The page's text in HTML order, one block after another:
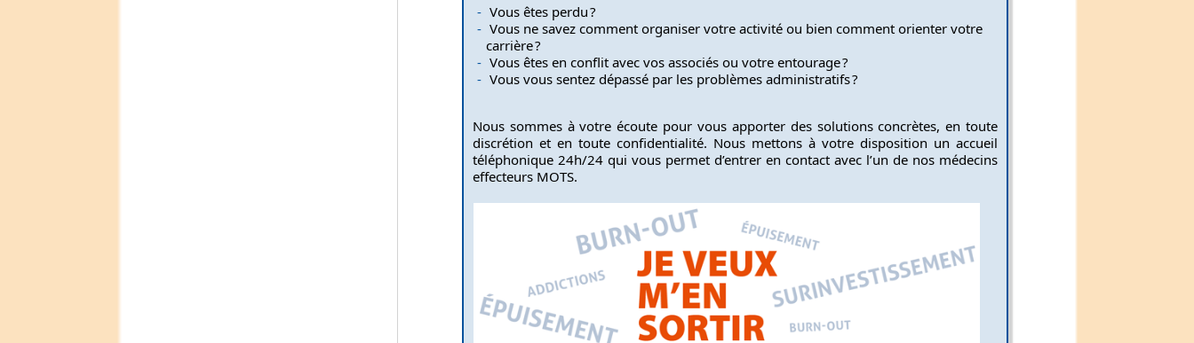
Vous êtes perdu ?
Vous ne savez comment organiser votre activité ou bien comment orienter votre
carrière ?
Vous êtes en conflit avec vos associés ou votre entourage ?
Vous vous sentez dépassé par les problèmes administratifs ?
Nous sommes à votre écoute pour vous apporter des solutions concrètes, en toute
discrétion et en toute confidentialité. Nous mettons à votre disposition un accueil
téléphonique 24h/24 qui vous permet d’entrer en contact avec l’un de nos médecins
effecteurs MOTS.